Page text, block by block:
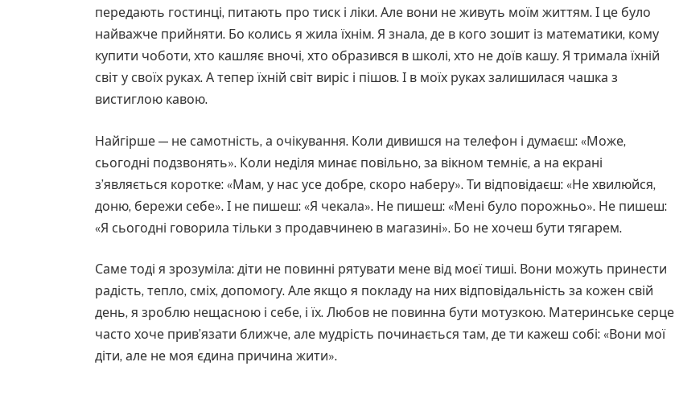
передають гостинці, питають про тиск і ліки. Але вони не живуть моїм життям. І це було
найважче прийняти. Бо колись я жила їхнім. Я знала, де в кого зошит із математики, кому
купити чоботи, хто кашляє вночі, хто образився в школі, хто не доїв кашу. Я тримала їхній
світ у своїх руках. А тепер їхній світ виріс і пішов. І в моїх руках залишилася чашка з
вистиглою кавою.
Найгірше — не самотність, а очікування. Коли дивишся на телефон і думаєш: «Може,
сьогодні подзвонять». Коли неділя минає повільно, за вікном темніє, а на екрані
з’являється коротке: «Мам, у нас усе добре, скоро наберу». Ти відповідаєш: «Не хвилюйся,
доню, бережи себе». І не пишеш: «Я чекала». Не пишеш: «Мені було порожньо». Не пишеш:
«Я сьогодні говорила тільки з продавчинею в магазині». Бо не хочеш бути тягарем.
Саме тоді я зрозуміла: діти не повинні рятувати мене від моєї тиші. Вони можуть принести
радість, тепло, сміх, допомогу. Але якщо я покладу на них відповідальність за кожен свій
день, я зроблю нещасною і себе, і їх. Любов не повинна бути мотузкою. Материнське серце
часто хоче прив’язати ближче, але мудрість починається там, де ти кажеш собі: «Вони мої
діти, але не моя єдина причина жити».